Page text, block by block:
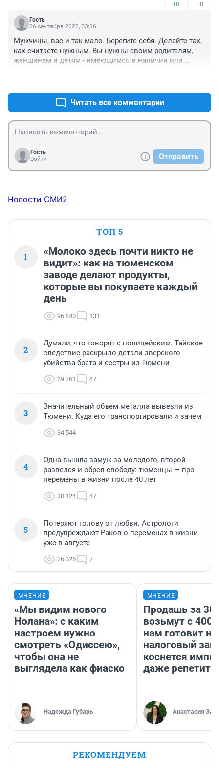
+0 –0
Гость
26 сентября 2022, 23:36
Мужчины, вас и так мало. Берегите себя. Делайте так,
как считаете нужным. Вы нужны своим родителям,
женщинам и детям - имеющимся в наличии или
Читать все комментарии
Гость
Войти
Отправить
Новости СМИ2
ТОП 5
1
«Молоко здесь почти никто не
видит»: как на тюменском
заводе делают продукты,
которые вы покупаете каждый
день
96 840 131
2
Думали, что говорят с полицейским. Тайское
следствие раскрыло детали зверского
убийства брата и сестры из Тюмени
39 261 47
3
Значительный объем металла вывезли из
Тюмени. Куда его транспортировали и зачем
34 544
4
Одна вышла замуж за молодого, второй
развелся и обрел свободу: тюменцы — про
перемены в жизни после 40 лет
30 124 47
5
Потеряют голову от любви. Астрологи
предупреждают Раков о переменах в жизни
уже в августе
26 326 7
МНЕНИЕ
«Мы видим нового
Нолана»: с каким
настроем нужно
смотреть «Одиссею»,
чтобы она не
выглядела как фиаско
Надежда Губарь
МНЕНИЕ
Продашь за
возьмут с
нам готовит
налоговый
коснется
даже
Анастасия
РЕКОМЕНДУЕМ